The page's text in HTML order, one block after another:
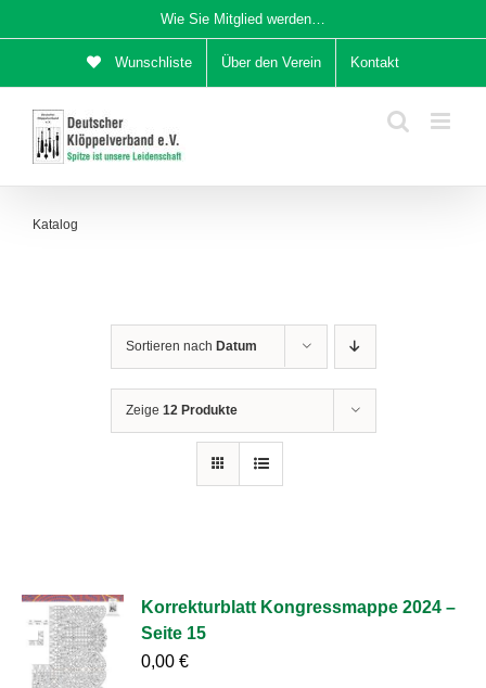
Inhalt
Wie Sie Mitglied werden…
Wunschliste Über den Verein Kontakt
Katalog
Sortieren nach Datum
Zeige 12 Produkte
Korrekturblatt Kongressmappe 2024 –
Seite 15
0,00€